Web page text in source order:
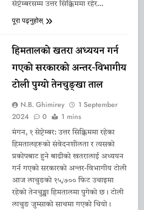
सेप्टेम्बरसम्म उत्तर सिक्किममा रहेर…
पूरा पढ्नुहोस्
हिमतालको खतरा अध्ययन गर्न
गएको सरकारको अन्तर-विभागीय
टोली पुग्यो तेनचुङ्खा ताल
N.B. Ghimirey
1 September
2024
0 1 mins
मंगन, १ सेप्टेम्बर: उत्तर सिक्किममा रहेका
हिमतालहरूको संवेदनशीलता र त्यसको
प्रकोपबाट हुने बाढीको खतरालाई अध्ययन
गर्न गएको सरकारको अन्तर-विभागीय टोली
आज लाचुङको १५,७०० फिट उचाइमा
रहेको तेनचुङ्खा हिमतालमा पुगेको छ। टोली
लाचुङ जुम्साको साथमा गएको थियो।